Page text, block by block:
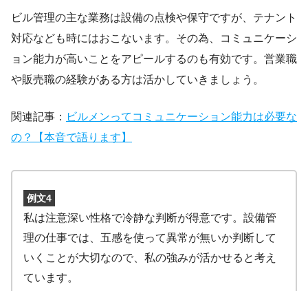
ビル管理の主な業務は設備の点検や保守ですが、テナント
対応なども時にはおこないます。その為、コミュニケーシ
ョン能力が高いことをアピールするのも有効です。営業職
や販売職の経験がある方は活かしていきましょう。
関連記事： ビルメンってコミュニケーション能力は必要な
の？【本音で語ります】
例文4
私は注意深い性格で冷静な判断が得意です。設備管
理の仕事では、五感を使って異常が無いか判断して
いくことが大切なので、私の強みが活かせると考え
ています。